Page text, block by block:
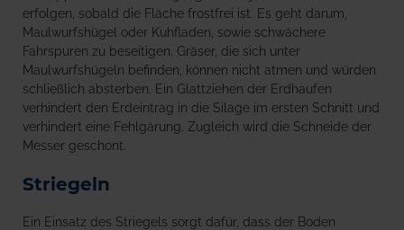
erfolgen, sobald die Fläche frostfrei ist. Es geht darum,
Maulwurfshügel oder Kuhfladen, sowie schwächere
Fahrspuren zu beseitigen. Gräser, die sich unter
Maulwurfshügeln befinden, können nicht atmen und würden
schließlich absterben. Ein Glattziehen der Erdhaufen
verhindert den Erdeintrag in die Silage im ersten Schnitt und
verhindert eine Fehlgärung. Zugleich wird die Schneide der
Messer geschont.
Striegeln
Ein Einsatz des Striegels sorgt dafür, dass der Boden